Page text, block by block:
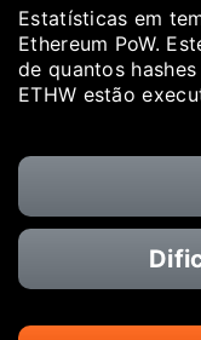
Estatísticas em
Ethereum PoW.
de quantos
ETHW estão